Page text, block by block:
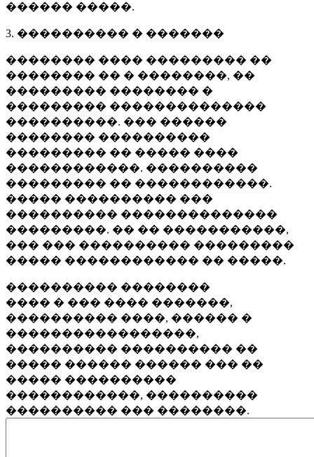
������ �����.
3. ���������� � �������
�������� ���� ��������� ��
�������� �� � ��������, ��
��������� �������� �
��������� ��������������
����������. ��� ������
�������� ����������
��������� �� ����� ����
������������. ����������
��������� �� ������������.
����� ���������� ���
���������� ��������������
���������. �� �� �����������,
��� ��� ���������� ���������
����� ������������ �� �����.
���������� ��������
���� � ��� ���� �������,
���������� ����, ������ �
�����������������,
���������� ���������� ��
����� ������ ������ ��� ��
����� ����������
������������, ����������
���������� ��� ��������.